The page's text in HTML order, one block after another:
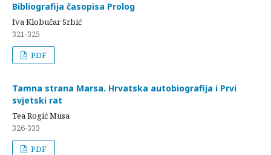
Bibliografija časopisa Prolog
Iva Klobučar Srbić
321-325
PDF
Tamna strana Marsa. Hrvatska autobiografija i Prvi
svjetski rat
Tea Rogić Musa
326-333
PDF